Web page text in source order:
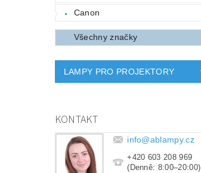
Canon
Všechny značky
LAMPY PRO PROJEKTORY
KONTAKT
info@ablampy.cz
+420 603 208 969
(Denně: 8:00–20:00)